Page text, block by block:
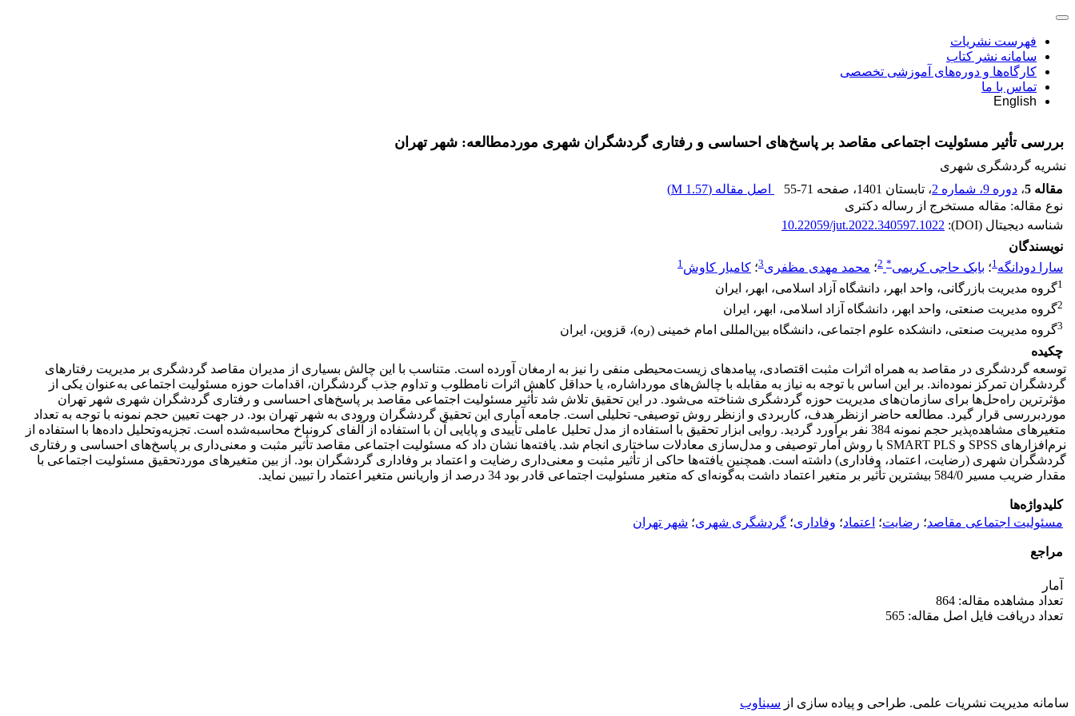
فهرست نشریات
سامانه نشر کتاب
کارگاه‌ها و دوره‌های آموزشی تخصصی
تماس با ما
English
بررسی تأثیر مسئولیت اجتماعی مقاصد بر پاسخ‌های احساسی و رفتاری گردشگران شهری موردمطالعه: شهر تهران
نشریه گردشگری شهری
مقاله 5
، دوره 9، شماره 2 ، تابستان 1401 ، صفحه 55-71 اصل مقاله (1.57 M
)
نوع مقاله: مقاله مستخرج از رساله دکتری
شناسه دیجیتال (DOI):
10.22059/jut.2022.340597.1022
نویسندگان
سارا دودانگه1؛ بابک حاجی کریمی*
2؛ محمد مهدی مظفری3؛ کامیار کاوش1
1گروه مدیریت بازرگانی، واحد ابهر، دانشگاه آزاد اسلامی، ابهر، ایران
2گروه مدیریت صنعتی، واحد ابهر، دانشگاه آزاد اسلامی، ابهر، ایران
3گروه مدیریت صنعتی، دانشکده علوم اجتماعی، دانشگاه بین‌المللی امام خمینی (ره)، قزوین، ایران
چکیده
توسعه گردشگری در مقاصد به همراه اثرات مثبت اقتصادی، پیامدهای زیست‌محیطی منفی را نیز به ارمغان آورده است. متناسب با این چالش بسیاری از مدیران مقاصد گردشگری بر مدیریت رفتارهای
گردشگران تمرکز نموده‌اند. بر این اساس با توجه به نیاز به مقابله با چالش‌های مورداشاره، یا حداقل کاهش اثرات نامطلوب و تداوم جذب گردشگران، اقدامات حوزه مسئولیت اجتماعی به‌عنوان یکی از
مؤثرترین راه‌حل‌ها برای سازمان‌های مدیریت حوزه گردشگری شناخته می‌شود. در این تحقیق تلاش شد تأثیر مسئولیت اجتماعی مقاصد بر پاسخ‌های احساسی و رفتاری گردشگران شهری شهر تهران
موردبررسی قرار گیرد. مطالعه حاضر ازنظر هدف، کاربردی و ازنظر روش توصیفی- تحلیلی است. جامعه آماری این تحقیق گردشگران ورودی به شهر تهران بود. در جهت تعیین حجم نمونه با توجه به تعداد
متغیرهای مشاهده‌پذیر حجم نمونه 384 نفر برآورد گردید. روایی ابزار تحقیق با استفاده از مدل تحلیل عاملی تأییدی و پایایی آن با استفاده از آلفای کرونباخ محاسبه‌شده است. تجزیه‌وتحلیل داده‌ها با استفاده از
نرم‌افزارهای SPSS و SMART PLS با روش آمار توصیفی و مدل‌سازی معادلات ساختاری انجام شد. یافته‌ها نشان داد که مسئولیت اجتماعی مقاصد تأثیر مثبت و معنی‌داری بر پاسخ‌های احساسی و رفتاری
گردشگران شهری (رضایت، اعتماد، وفاداری) داشته است. همچنین یافته‌ها حاکی از تأثیر مثبت و معنی‌داری رضایت و اعتماد بر وفاداری گردشگران بود. از بین متغیرهای موردتحقیق مسئولیت اجتماعی با
مقدار ضریب مسیر 584/0 بیشترین تأثیر بر متغیر اعتماد داشت به‌گونه‌ای که متغیر مسئولیت اجتماعی قادر بود 34 درصد از واریانس متغیر اعتماد را تبیین نماید.
کلیدواژه‌ها
مسئولیت اجتماعی مقاصد؛ رضایت؛ اعتماد؛ وفاداری؛ گردشگری شهری؛ شهر تهران
مراجع
آمار
تعداد مشاهده مقاله: 864
تعداد دریافت فایل اصل مقاله: 565
سامانه مدیریت نشریات علمی. طراحی و پیاده سازی از سیناوب